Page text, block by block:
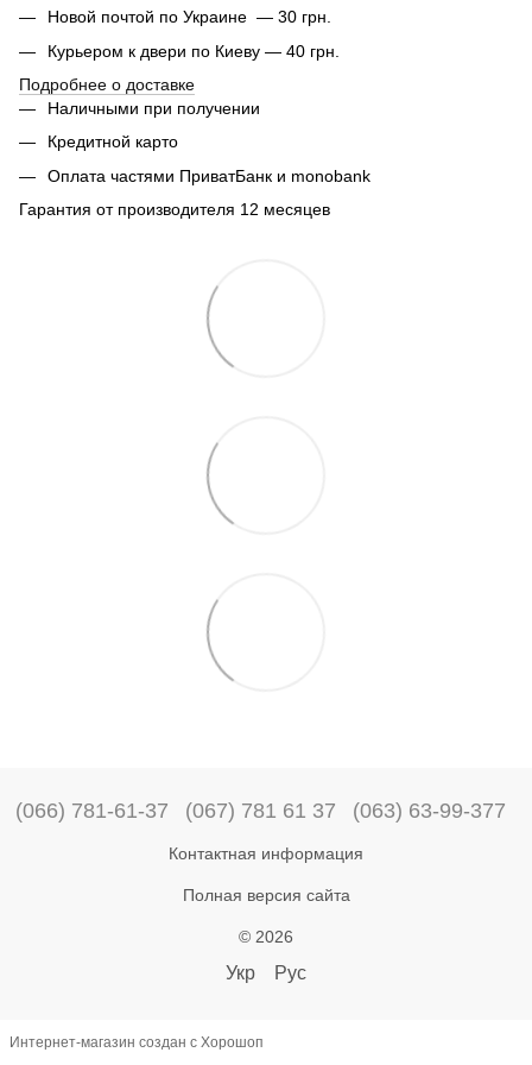
Новой почтой по Украине — 30 грн.
Курьером к двери по Киеву — 40 грн.
Подробнее о доставке
Наличными при получении
Кредитной карто
Оплата частями ПриватБанк и monobank
Гарантия от производителя 12 месяцев
(066) 781-61-37 (067) 781 61 37 (063) 63-99-377
Контактная информация
Полная версия сайта
© 2026
Укр Рус
Интернет-магазин создан с Хорошоп